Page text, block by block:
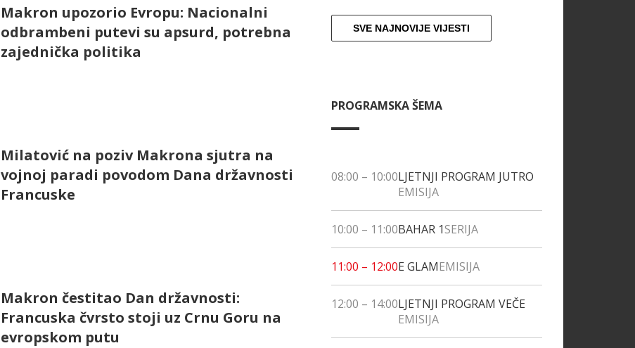
Makron upozorio Evropu: Nacionalni
odbrambeni putevi su apsurd, potrebna
zajednička politika
Milatović na poziv Makrona sjutra na
vojnoj paradi povodom Dana državnosti
Francuske
Makron čestitao Dan državnosti:
Francuska čvrsto stoji uz Crnu Goru na
evropskom putu
SVE NAJNOVIJE VIJESTI
PROGRAMSKA ŠEMA
08:00 – 10:00LJETNJI PROGRAM JUTRO
EMISIJA
10:00 – 11:00BAHAR 1SERIJA
11:00 – 12:00E GLAMEMISIJA
12:00 – 14:00LJETNJI PROGRAM VEČE
EMISIJA